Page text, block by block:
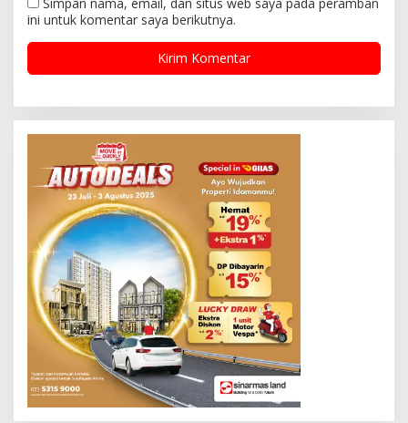
ini untuk komentar saya berikutnya.